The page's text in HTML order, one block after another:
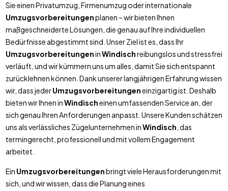
Sie einen Privatumzug, Firmenumzug oder internationale
Umzugsvorbereitungenplanen – wir bieten Ihnen
maßgeschneiderte Lösungen, die genau auf Ihre individuellen
Bedürfnisse abgestimmt sind. Unser Ziel ist es, dass Ihr
UmzugsvorbereitungeninWindischreibungslos und stressfrei
verläuft, und wir kümmern uns um alles, damit Sie sich entspannt
zurücklehnen können. Dank unserer langjährigen Erfahrung wissen
wir, dass jederUmzugsvorbereitungeneinzigartig ist. Deshalb
bieten wir Ihnen inWindischeinen umfassenden Service an, der
sich genau Ihren Anforderungen anpasst. Unsere Kunden schätzen
uns als verlässliches Zügelunternehmen inWindisch , das
termingerecht, professionell und mit vollem Engagement
arbeitet.
Ein Umzugsvorbereitungenbringt viele Herausforderungen mit
sich, und wir wissen, dass die Planung eines